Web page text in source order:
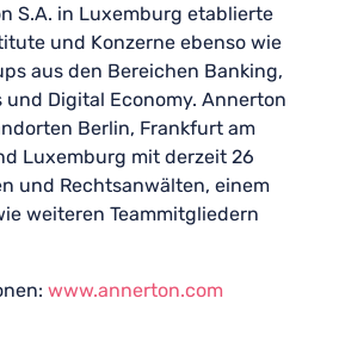
S.A. in Luxemburg etablierte
und Konzerne ebenso wie
aus den Bereichen Banking,
und Digital Economy. Annerton
Berlin, Frankfurt am
Luxemburg mit derzeit 26
und Rechtsanwälten, einem
weiteren Teammitgliedern
www.annerton.com